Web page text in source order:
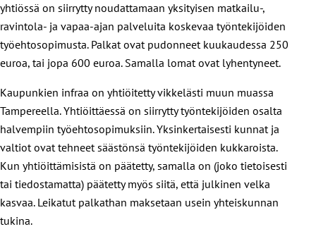
yhtiössä on siirrytty noudattamaan yksityisen matkailu-,
ravintola- ja vapaa-ajan palveluita koskevaa työntekijöiden
työehtosopimusta. Palkat ovat pudonneet kuukaudessa 250
euroa, tai jopa 600 euroa. Samalla lomat ovat lyhentyneet.
Kaupunkien infraa on yhtiöitetty vikkelästi muun muassa
Tampereella. Yhtiöittäessä on siirrytty työntekijöiden osalta
halvempiin työehtosopimuksiin. Yksinkertaisesti kunnat ja
valtiot ovat tehneet säästönsä työntekijöiden kukkaroista.
Kun yhtiöittämisistä on päätetty, samalla on (joko tietoisesti
tai tiedostamatta) päätetty myös siitä, että julkinen velka
kasvaa. Leikatut palkathan maksetaan usein yhteiskunnan
tukina.